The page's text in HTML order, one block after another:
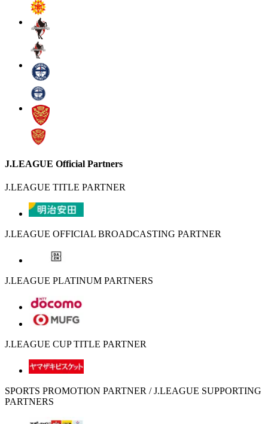
J.LEAGUE Official Partners
J.LEAGUE TITLE PARTNER
J.LEAGUE OFFICIAL BROADCASTING PARTNER
J.LEAGUE PLATINUM PARTNERS
J.LEAGUE CUP TITLE PARTNER
SPORTS PROMOTION PARTNER / J.LEAGUE SUPPORTING
PARTNERS